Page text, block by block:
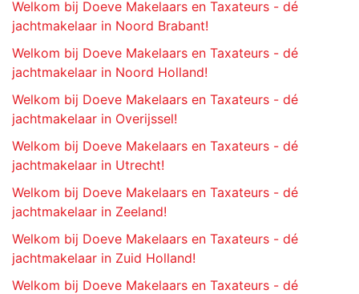
Welkom bij Doeve Makelaars en Taxateurs - dé
jachtmakelaar in Noord Brabant!
Welkom bij Doeve Makelaars en Taxateurs - dé
jachtmakelaar in Noord Holland!
Welkom bij Doeve Makelaars en Taxateurs - dé
jachtmakelaar in Overijssel!
Welkom bij Doeve Makelaars en Taxateurs - dé
jachtmakelaar in Utrecht!
Welkom bij Doeve Makelaars en Taxateurs - dé
jachtmakelaar in Zeeland!
Welkom bij Doeve Makelaars en Taxateurs - dé
jachtmakelaar in Zuid Holland!
Welkom bij Doeve Makelaars en Taxateurs - dé